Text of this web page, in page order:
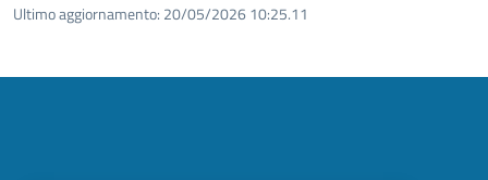
Ultimo aggiornamento: 20/05/2026 10:25.11